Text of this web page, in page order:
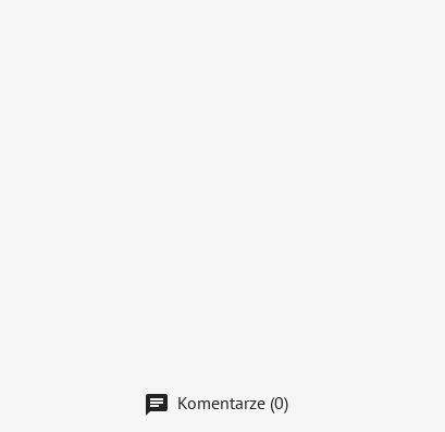
Komentarze (0)